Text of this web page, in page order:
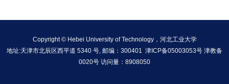
Copyright © Hebei University of Technology，河北工业大学
地址:天津市北辰区西平道 5340 号, 邮编：300401 津ICP备05003053号 津教备
0020号 访问量： 8908050